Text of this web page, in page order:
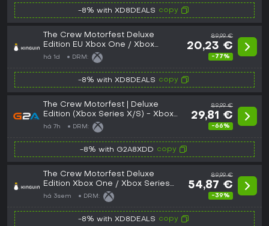
-8% with XD8DEALS copy
The Crew Motorfest Deluxe
Edition EU Xbox One / Xbox
Series X|S CD Key
há 1d DRM:
89,99 €
20,23 €
-77%
-8% with XD8DEALS copy
The Crew Motorfest | Deluxe
Edition (Xbox Series X/S) - Xbox
Live Key - EUROPE
há 7h DRM:
89,99 €
29,81 €
-66%
-8% with G2A8XDD copy
The Crew Motorfest Deluxe
Edition Xbox One / Xbox Series
X|S CD Key
há 3sem DRM:
89,99 €
54,87 €
-39%
-8% with XD8DEALS copy